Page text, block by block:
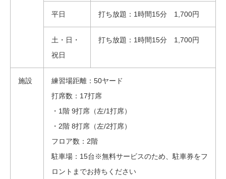
平日 打ち放題：1時間15分 1,700円
土・日・
祝日
打ち放題：1時間15分 1,700円
施設
練習場距離：50ヤード
打席数：17打席
・1階 9打席（左/1打席）
・2階 8打席（左/2打席）
フロア数：2階
駐車場：15台※無料サービスのため、駐車券をフ
ロントまでお持ちください